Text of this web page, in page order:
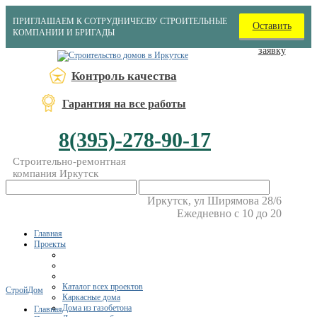
ПРИГЛАШАЕМ К СОТРУДНИЧЕСВУ СТРОИТЕЛЬНЫЕ
КОМПАНИИ И БРИГАДЫ
Оставить
заявку
Контроль качества
Гарантия на все работы
8(395)-278-90-17
Строительно-ремонтная
компания Иркутск
Иркутск, ул Ширямова 28/6
Ежедневно с 10 до 20
Главная
Проекты
Каталог всех проектов
Каркасные дома
Дома из газобетона
СтройДом
Главная